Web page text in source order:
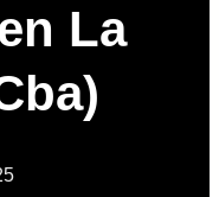
La